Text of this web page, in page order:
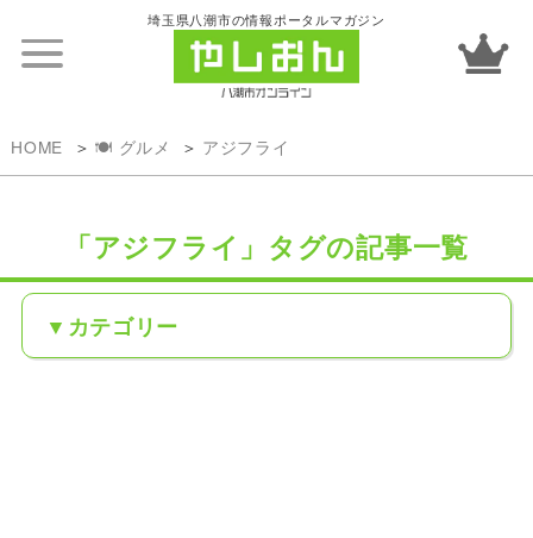
埼玉県八潮市の情報ポータルマガジン
HOME 🍽️ グルメ アジフライ
「アジフライ」タグの記事一覧
カテゴリー